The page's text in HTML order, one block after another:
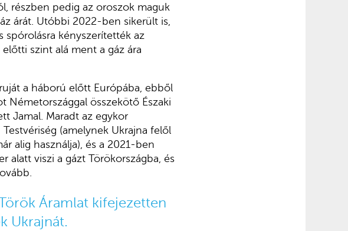
részben pedig az oroszok maguk
árát. Utóbbi 2022-ben sikerült is,
spórolásra kényszerítették az
szint alá ment a gáz ára
a háború előtt Európába, ebből
Németországgal összekötő Északi
Jamal. Maradt az egykor
(amelynek Ukrajna felől
alig használja), és a 2021-ben
alatt viszi a gázt Törökországba, és
Áramlat kifejezetten
Ukrajnát.